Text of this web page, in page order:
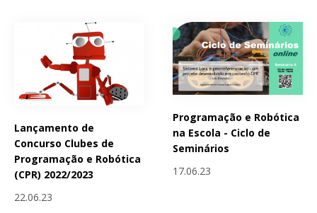
Lançamento de
Concurso Clubes de
Programação e Robótica
(CPR) 2022/2023
22.06.23
Programação e Robótica
na Escola - Ciclo de
Seminários
17.06.23
Páginas